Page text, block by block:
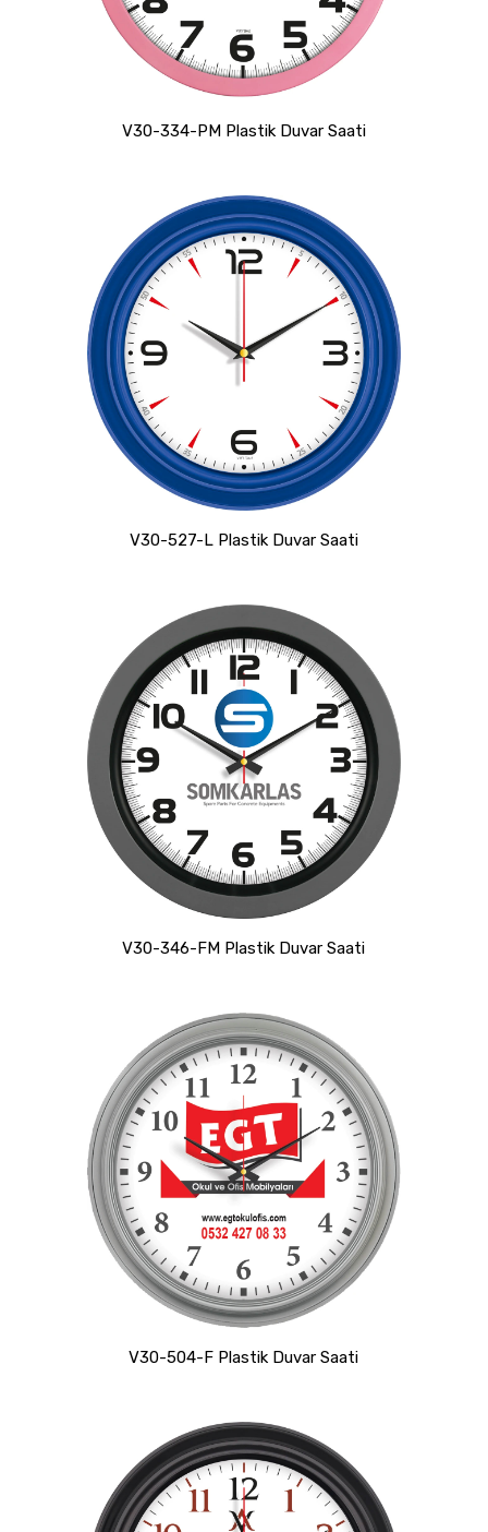
V30-334-PM Plastik Duvar Saati
V30-527-L Plastik Duvar Saati
V30-346-FM Plastik Duvar Saati
V30-504-F Plastik Duvar Saati